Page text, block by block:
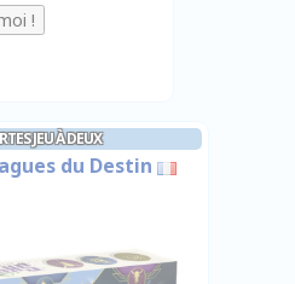
JEU À DEUX
du Destin